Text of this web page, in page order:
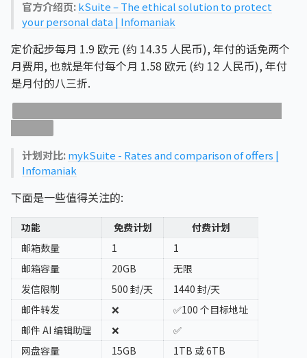
官方介绍页:kSuite – The ethical solution to protect
your personal data | Infomaniak
定价起步每月 1.9 欧元 (约 14.35 人民币), 年付的话免两个
月费用, 也就是年付每个月 1.58 欧元 (约 12 人民币), 年付
是月付的八三折.
计划对比:mykSuite - Rates and comparison of offers |
Infomaniak
下面是一些值得关注的:
功能 免费计划
付费计划
邮箱数量
1
1
邮箱容量
20GB
无限
发信限制
500 封/天
1440 封/天
邮件转发
❌
✅100 个目标地址
邮件 AI 编辑助理
❌
✅
网盘容量
15GB
1TB 或 6TB